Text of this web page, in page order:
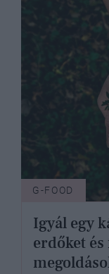
G-FOOD
Igyál egy
erdőket